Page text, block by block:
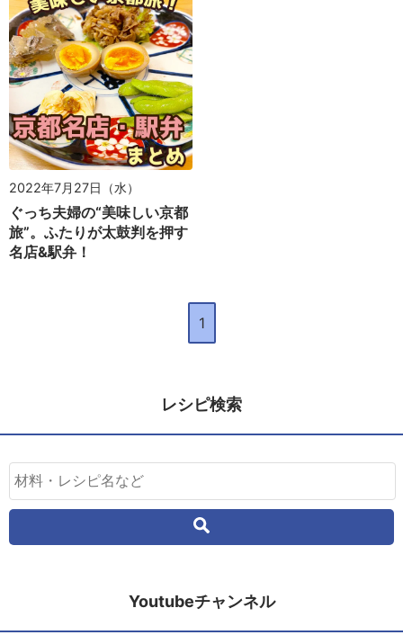
2022年7月27日（水）
ぐっち夫婦の“美味しい京都
旅”。ふたりが太鼓判を押す
名店&駅弁！
1
レシピ検索
Youtubeチャンネル